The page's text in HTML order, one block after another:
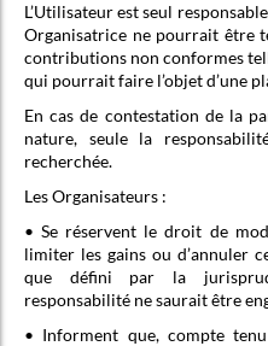
L’Utilisateur est seul
Organisatrice ne pourrait être
contributions non conformes
qui pourrait faire l’objet d’une
En cas de contestation de la
nature, seule la
recherchée.
Les Organisateurs :
• Se réservent le droit de
limiter les gains ou d’annuler
que défini par la
responsabilité ne saurait être
• Informent que, compte